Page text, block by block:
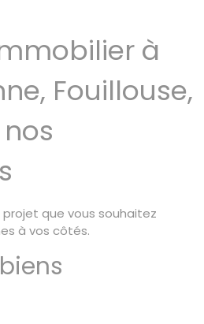
à
Fouillouse,
que vous souhaitez
à vos côtés.